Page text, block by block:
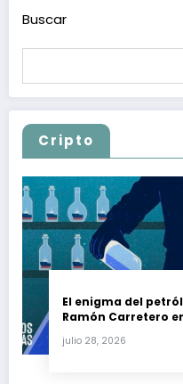
Buscar
Cripto
El enigma del
Ramón Carretero
julio 28, 2026